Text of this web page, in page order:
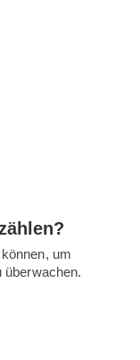
um
überwachen.